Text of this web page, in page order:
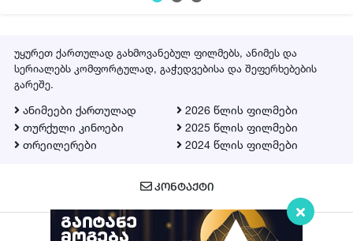
უყურეთ ქართულად გახმოვანებულ ფილმებს, ანიმეს და
სერიალებს კომფორტულად, გაჭედვებისა და შეფერხებების
გარეშე.
ანიმეები ქართულად
თურქული კინოები
თრეილერები
2026 წლის ფილმები
2025 წლის ფილმები
2024 წლის ფილმები
ᲙᲝᲜᲢᲐᲥᲢᲘ